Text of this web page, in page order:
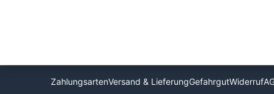
ZahlungsartenVersand & LieferungGefahrgutWiderruf